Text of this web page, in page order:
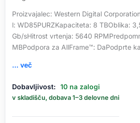
Proizvajalec: Western Digital
l: WD85PURZKapaciteta: 8 TBOblika:
Gb/sHitrost vrtenja: 5640
MBPodpora za AllFrame™: DaPodprte
… več
Dobavljivost: 10 na zalogi
v skladišču, dobava 1–3 delovne dni
8TB
3,5"